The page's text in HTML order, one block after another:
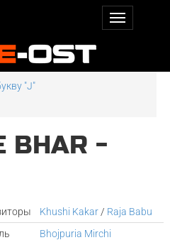
"J"
BHAR -
Khushi Kakar / Raja Babu
Bhojpuria Mirchi